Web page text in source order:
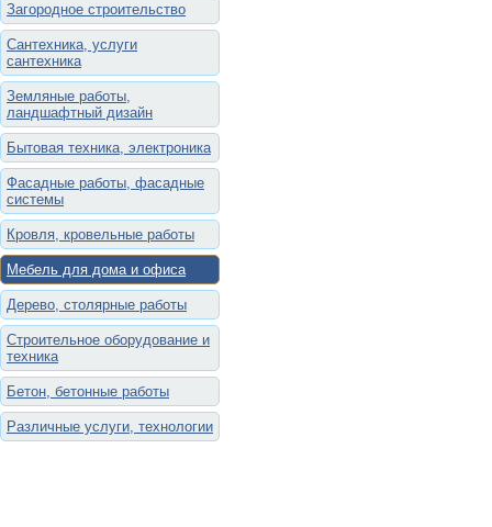
Загородное строительство
Сантехника, услуги
сантехника
Земляные работы,
ландшафтный дизайн
Бытовая техника, электроника
Фасадные работы, фасадные
системы
Кровля, кровельные работы
Мебель для дома и офиса
Дерево, столярные работы
Строительное оборудование и
техника
Бетон, бетонные работы
Различные услуги, технологии